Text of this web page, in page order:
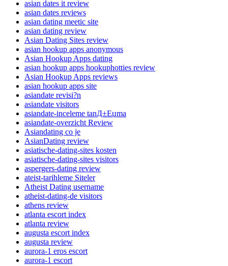
asian dates it review
asian dates reviews
asian dating meetic site
asian dating review
Asian Dating Sites review
asian hookup apps anonymous
Asian Hookup Apps dating
asian hookup apps hookuphotties review
Asian Hookup Apps reviews
asian hookup apps site
asiandate revisi?n
asiandate visitors
asiandate-inceleme tanД±Еџma
asiandate-overzicht Review
Asiandating co je
AsianDating review
asiatische-dating-sites kosten
asiatische-dating-sites visitors
aspergers-dating review
ateist-tarihleme Siteler
Atheist Dating username
atheist-dating-de visitors
athens review
atlanta escort index
atlanta review
augusta escort index
augusta review
aurora-1 eros escort
aurora-1 escort